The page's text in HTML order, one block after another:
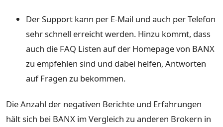
Der Support kann per E-Mail und auch per Telefon
sehr schnell erreicht werden. Hinzu kommt, dass
auch die FAQ Listen auf der Homepage von BANX
zu empfehlen sind und dabei helfen, Antworten
auf Fragen zu bekommen.
Die Anzahl der negativen Berichte und Erfahrungen
hält sich bei BANX im Vergleich zu anderen Brokern in